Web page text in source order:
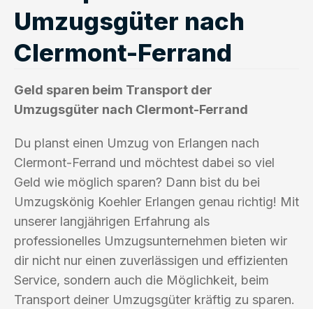
Umzugsgüter nach
Clermont-Ferrand
Geld sparen beim Transport der
Umzugsgüter nach Clermont-Ferrand
Du planst einen Umzug von Erlangen nach
Clermont-Ferrand und möchtest dabei so viel
Geld wie möglich sparen? Dann bist du bei
Umzugskönig Koehler Erlangen genau richtig! Mit
unserer langjährigen Erfahrung als
professionelles Umzugsunternehmen bieten wir
dir nicht nur einen zuverlässigen und effizienten
Service, sondern auch die Möglichkeit, beim
Transport deiner Umzugsgüter kräftig zu sparen.